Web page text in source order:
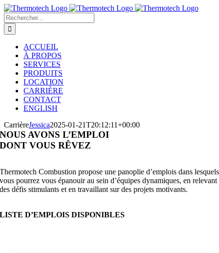
Passer
au
contenu
Rechercher:
ACCUEIL
À PROPOS
SERVICES
PRODUITS
LOCATION
CARRIÈRE
CONTACT
ENGLISH
CarrièreJessica2025-01-21T20:12:11+00:00
NOUS AVONS L’EMPLOI
DONT VOUS RÊVEZ
Thermotech Combustion propose une panoplie d’emplois dans lesquels
vous pourrez vous épanouir au sein d’équipes dynamiques, en relevant
des défis stimulants et en travaillant sur des projets motivants.
LISTE D’EMPLOIS DISPONIBLES